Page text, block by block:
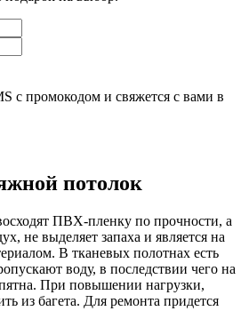
с промокодом и свяжется с вами в
потолок
ПВХ-пленку по прочности, а
не выделяет запаха и является на
В тканевых полотнах есть
воду, в последствии чего на
При повышении нагрузки,
из багета. Для ремонта придется